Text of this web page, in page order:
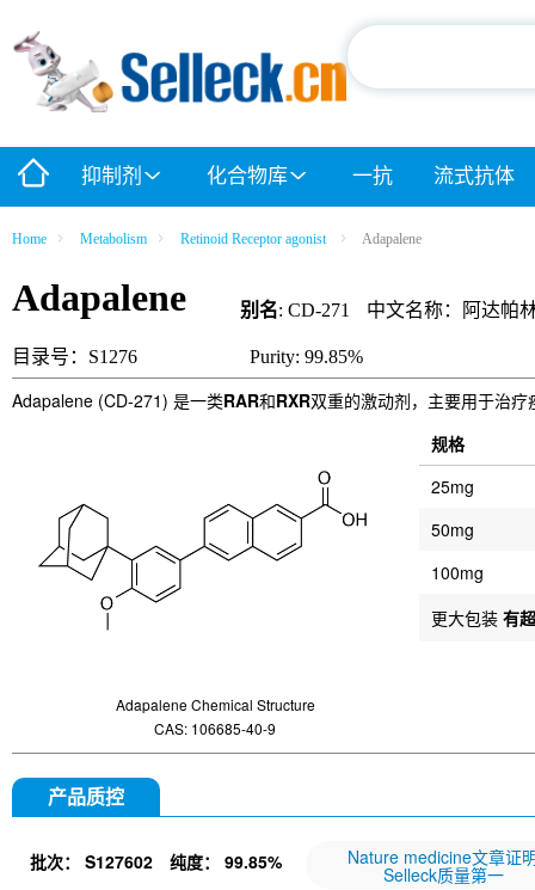
抑制剂 化合物库 一抗 流式抗体
Home Metabolism Retinoid Receptor agonist Adapalene
Adapalene 别名: CD-271 中文名称：阿达帕
目录号：S1276 Purity: 99.85%
Adapalene (CD-271) 是一类RAR和RXR双重的激动剂，主要用于治疗
Adapalene Chemical Structure
CAS: 106685-40-9
规格
25mg
50mg
100mg
更大包装 有
产品质控
批次： S127602 纯度： 99.85% Nature medicine文章证
Selleck质量第一